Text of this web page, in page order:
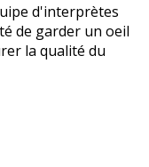
d'interprètes
de garder un oeil
la qualité du